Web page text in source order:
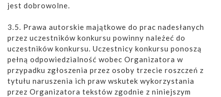
jest dobrowolne.
3.5. Prawa autorskie majątkowe do prac nadesłanych
przez uczestników konkursu powinny należeć do
uczestników konkursu. Uczestnicy konkursu ponoszą
pełną odpowiedzialność wobec Organizatora w
przypadku zgłoszenia przez osoby trzecie roszczeń z
tytułu naruszenia ich praw wskutek wykorzystania
przez Organizatora tekstów zgodnie z niniejszym